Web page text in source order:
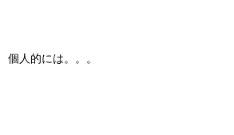
個人的には。。。